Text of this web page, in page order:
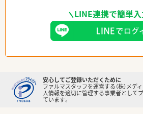
LINE連携で簡単入
安心してご登録いただくために
ファルマスタッフを運営する（株）メデ
人情報を適切に管理する事業者として
ています。